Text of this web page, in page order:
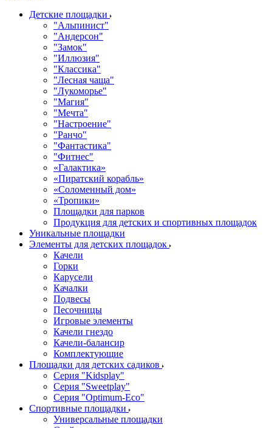
Детские площадки
"Альпинист"
"Андерсон"
"Замок"
"Иллюзия"
"Классика"
"Лесная чаща"
"Лукоморье"
"Магия"
"Мечта"
"Настроение"
"Ранчо"
"Фантастика"
"Фитнес"
«Галактика»
«Пиратский корабль»
«Соломенный дом»
«Тропики»
Площадки для парков
Продукция для детских и спортивных площадок
Уникальные площадки
Элементы для детских площадок
Качели
Горки
Карусели
Качалки
Подвесы
Песочницы
Игровые элементы
Качели гнездо
Качели-балансир
Комплектующие
Площадки для детских садиков
Серия "Kidsplay"
Серия "Sweetplay"
Серия "Оptimum-Еco"
Спортивные площадки
Универсальные площадки